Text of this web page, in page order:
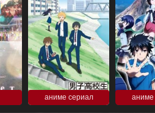
аниме сериал аниме